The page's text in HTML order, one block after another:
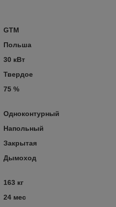
GTM
Польша
30 кВт
Твердое
75 %
Одноконтурный
Напольный
Закрытая
Дымоход
163 кг
24 мес